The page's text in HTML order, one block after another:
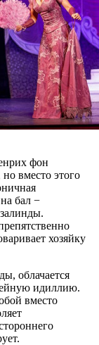
фон
вместо этого
бал −
хозяйку
облачается
идиллию.
вместо